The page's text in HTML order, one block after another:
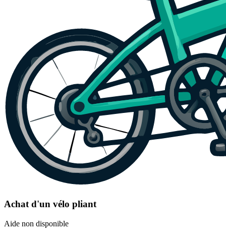
Achat d'un vélo pliant
Aide non disponible